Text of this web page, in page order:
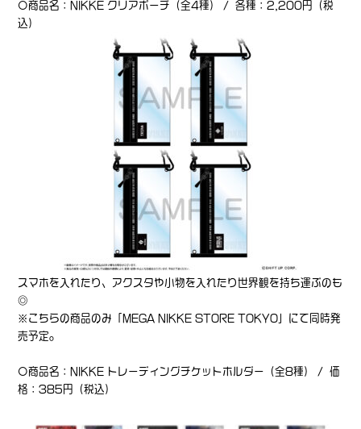
〇商品名：NIKKE クリアポーチ（全4種） / 各種：2,200円（税
込）
スマホを入れたり、アクスタや小物を入れたり世界観を持ち運ぶのも
◎
※こちらの商品のみ「MEGA NIKKE STORE TOKYO」にて同時発
売予定。
〇商品名：NIKKE トレーディングチケットホルダー（全8種） / 価
格：385円（税込）